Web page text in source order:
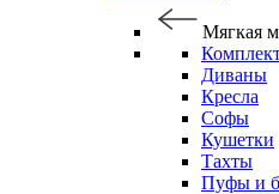
Мягкая
Диваны
Кресла
Софы
Кушетки
Тахты
Пуфы и